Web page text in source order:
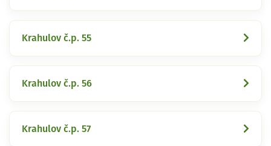
Krahulov č.p. 55
Krahulov č.p. 56
Krahulov č.p. 57